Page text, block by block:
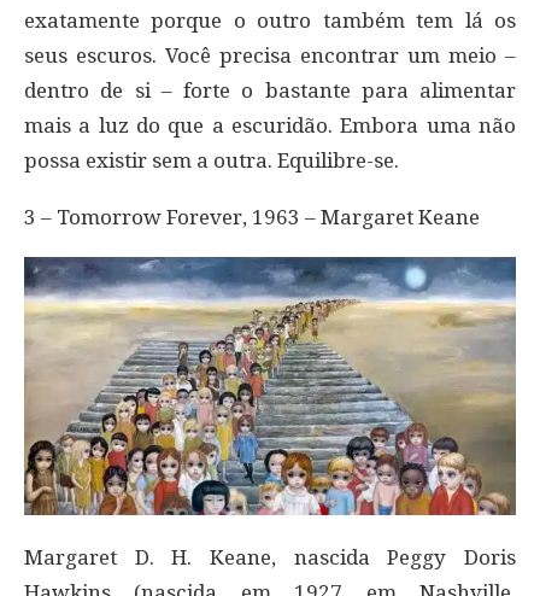
exatamente porque o outro também tem lá os
seus escuros. Você precisa encontrar um meio –
dentro de si – forte o bastante para alimentar
mais a luz do que a escuridão. Embora uma não
possa existir sem a outra. Equilibre-se.
3 – Tomorrow Forever, 1963 – Margaret Keane
Margaret D. H. Keane, nascida Peggy Doris